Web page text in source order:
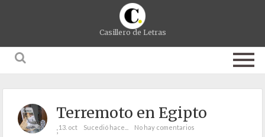
Casillero de Letras
Terremoto en Egipto
;13. oct Sucedió hace... No hay comentarios